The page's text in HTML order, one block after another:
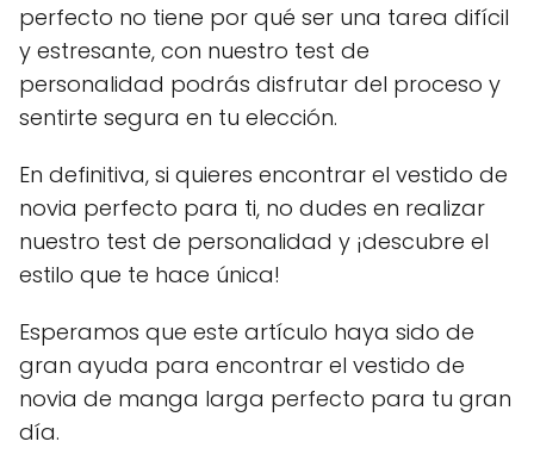
perfecto no tiene por qué ser una tarea difícil
y estresante, con nuestro test de
personalidad podrás disfrutar del proceso y
sentirte segura en tu elección.
En definitiva, si quieres encontrar el vestido de
novia perfecto para ti, no dudes en realizar
nuestro test de personalidad y ¡descubre el
estilo que te hace única!
Esperamos que este artículo haya sido de
gran ayuda para encontrar el vestido de
novia de manga larga perfecto para tu gran
día.